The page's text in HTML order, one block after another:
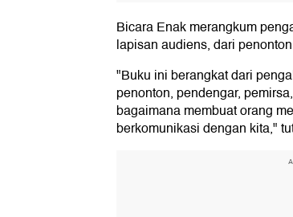
Bicara Enak merangkum
lapisan audiens, dari
"Buku ini berangkat dari
penonton, pendengar,
bagaimana membuat orang
berkomunikasi dengan kita,"